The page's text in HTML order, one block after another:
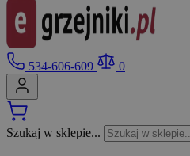
534-606-609 0
Szukaj w sklepie...